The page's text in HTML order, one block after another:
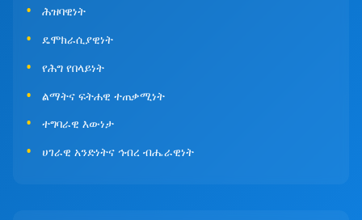
ሕዝባዊነት
ዴሞክራሲያዊነት
የሕግ የበላይነት
ልማትና ፍትሐዊ ተጠቃሚነት
ተግባራዊ እውነታ
ሀገራዊ አንድነትና ኅብረ ብሔራዊነት